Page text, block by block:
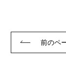
前のペ